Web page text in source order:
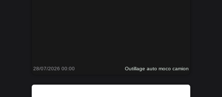
28/07/2026 00:00 Outillage auto moco camion